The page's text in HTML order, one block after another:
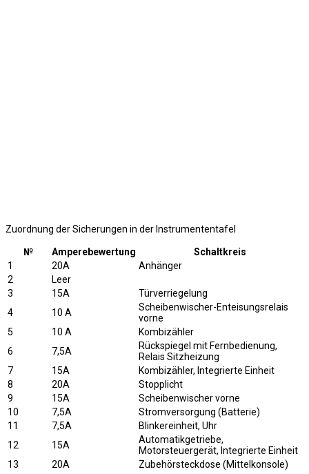
Zuordnung der Sicherungen in der Instrumententafel
№ Amperebewertung
Schaltkreis
1
20A
Anhänger
2
Leer
3
15A
Türverriegelung
4
10 A
Scheibenwischer-Enteisungsrelais
vorne
5
10 A
Kombizähler
6
7,5A
Rückspiegel mit Fernbedienung,
Relais Sitzheizung
7
15A
Kombizähler, Integrierte Einheit
8
20A
Stopplicht
9
15A
Scheibenwischer vorne
10
7,5A
Stromversorgung (Batterie)
11
7,5A
Blinkereinheit, Uhr
12
15A
Automatikgetriebe,
Motorsteuergerät, Integrierte Einheit
13
20A
Zubehörsteckdose (Mittelkonsole)